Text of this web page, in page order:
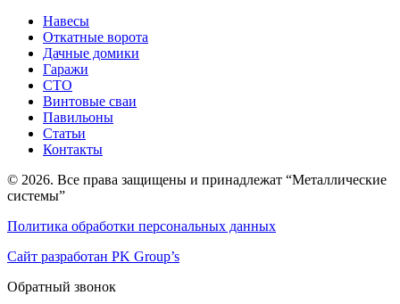
Навесы
Откатные ворота
Дачные домики
Гаражи
СТО
Винтовые сваи
Павильоны
Статьи
Контакты
© 2026. Все права защищены и принадлежат “Металлические
системы”
Политика обработки персональных данных
Сайт разработан PK Group’s
Обратный звонок